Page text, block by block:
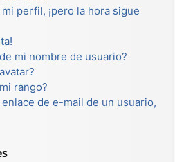
perfil, ¡pero la hora sigue
mi nombre de usuario?
rango?
de e-mail de un usuario,